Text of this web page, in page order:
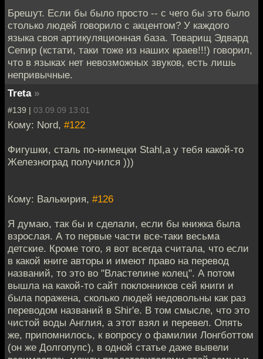
Брешут. Если бы было просто -- с чего бы это было
столько людей говорило с акцентом? У каждого
языка своя артикуляционная база. Товарищ Эдвард
Сепир (кстати, таки тоже из наших краев!!!) говорил,
что в языках нет невозможных звуков, есть лишь
непривычные.
Treta »
#139 | 03.09.09 13:01
Кому: Nord, #122
Фигушки, сталь по-нимецки Stahl,а у тебя какой-то
Железноград получился )))
Кому: Валькирия, #126
Я думаю, так бы и сделали, если бы книжка была
взрослая. А то первые части все-таки весьма
детские. Кроме того, я вот всегда считала, что если
в какой книге авторы и имеют право на перевод
названий, то это во "Властелине колец". А потом
вышла на какой-то сайт поклонников сей книги и
была поражена, сколько людей недовольны как раз
переводом названий в Shir'e. В том смысле, что это
чистой воды Англия, а этот взял и перевел. Опять
же, припомнилось, к вопросу о фамилии Лонгботтом
(он же Долгопупс), в одной статье даже вывели